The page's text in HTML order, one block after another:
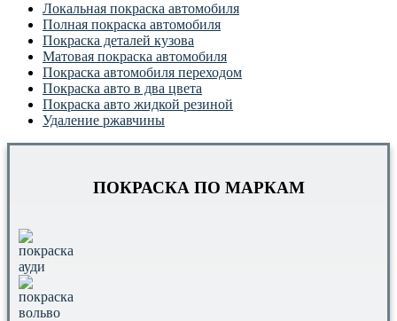
Локальная покраска автомобиля
Полная покраска автомобиля
Покраска деталей кузова
Матовая покраска автомобиля
Покраска автомобиля переходом
Покраска авто в два цвета
Покраска авто жидкой резиной
Удаление ржавчины
ПОКРАСКА ПО МАРКАМ